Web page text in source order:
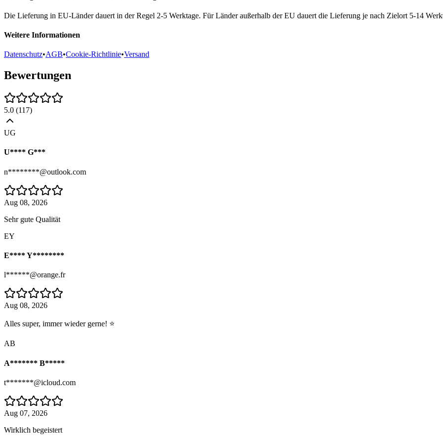
Die Lieferung in EU-Länder dauert in der Regel 2-5 Werktage. Für Länder außerhalb der EU dauert die Lieferung je nach Zielort 5-14
Weitere Informationen
Datenschutz•AGB•Cookie-Richtlinie•Versand
Bewertungen
5.0 (117)
UG
U**** G***
n********@outlook.com
Aug 08, 2026
Sehr gute Qualität
EY
E**** Y********
l******@orange.fr
Aug 08, 2026
Alles super, immer wieder gerne! ⭐
AB
A******* B*****
t*******@icloud.com
Aug 07, 2026
Wirklich begeistert